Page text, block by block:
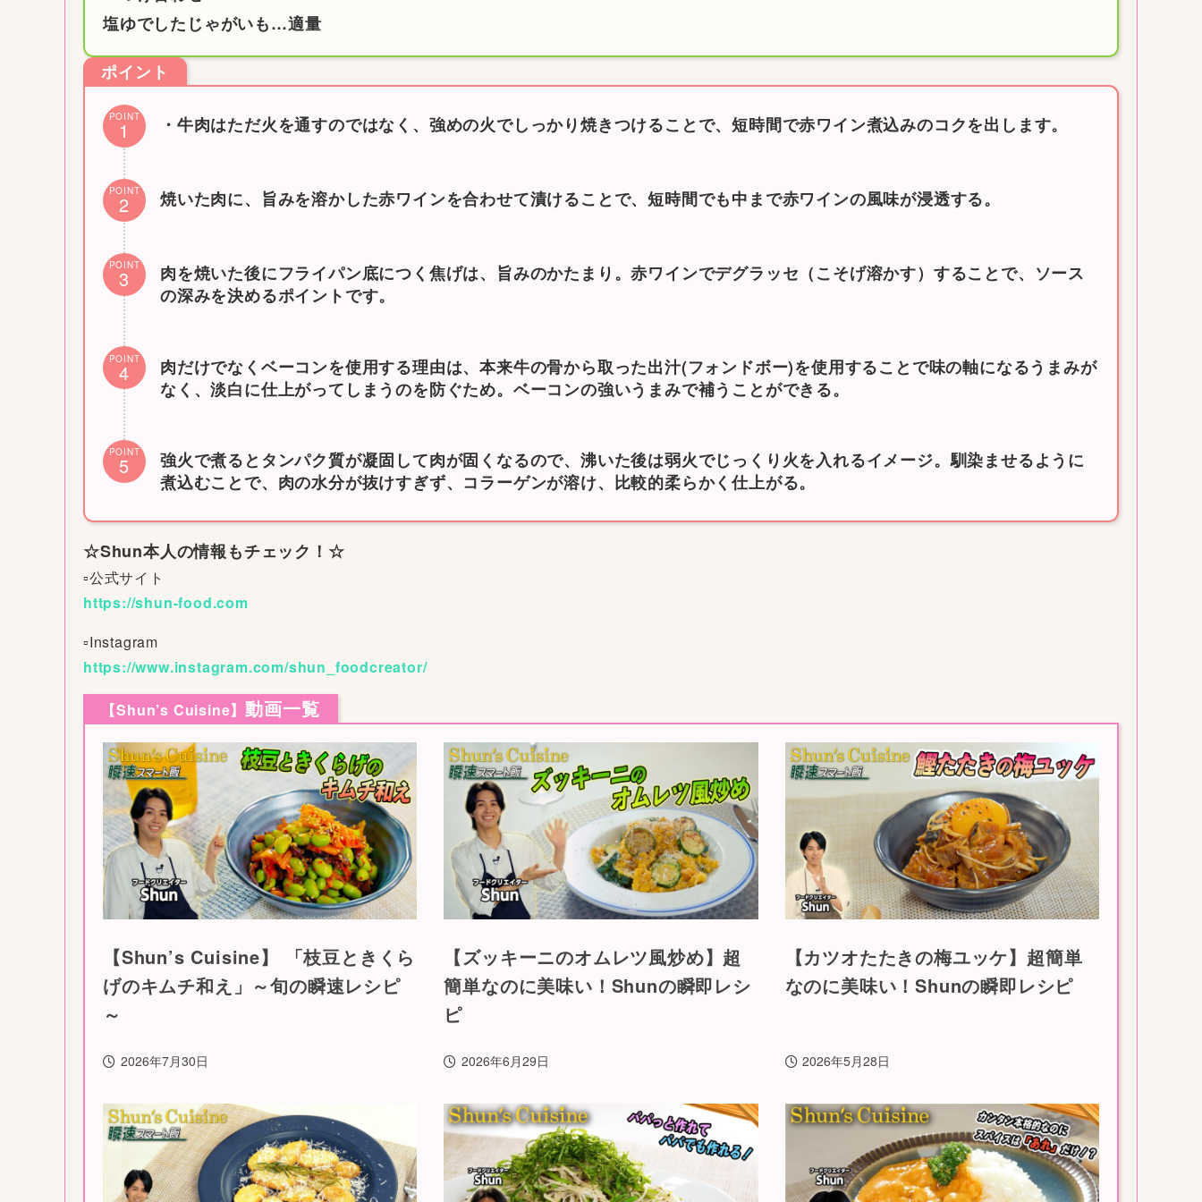
塩ゆでしたじゃがいも…適量
ポイント
POINT
1 ・牛肉はただ火を通すのではなく、強めの火でしっかり焼きつけることで、短時間で赤ワイン煮込みのコクを出します。
POINT
2 焼いた肉に、旨みを溶かした赤ワインを合わせて漬けることで、短時間でも中まで赤ワインの風味が浸透する。
POINT
3
肉を焼いた後にフライパン底につく焦げは、旨みのかたまり。赤ワインでデグラッセ（こそげ溶かす）することで、ソース
の深みを決めるポイントです。
POINT
4
肉だけでなくベーコンを使用する理由は、本来牛の骨から取った出汁(フォンドボー)を使用することで味の軸になるうまみが
なく、淡白に仕上がってしまうのを防ぐため。ベーコンの強いうまみで補うことができる。
POINT
5
強火で煮るとタンパク質が凝固して肉が固くなるので、沸いた後は弱火でじっくり火を入れるイメージ。馴染ませるように
煮込むことで、肉の水分が抜けすぎず、コラーゲンが溶け、比較的柔らかく仕上がる。
☆Shun本人の情報もチェック！☆
▫公式サイト
https://shun-food.com
▫︎Instagram
https://www.instagram.com/shun_foodcreator/
【Shun’s Cuisine】動画一覧
【Shun’s Cuisine】 「枝豆ときくら
げのキムチ和え」～旬の瞬速レシピ
～
2026年7月30日
【ズッキーニのオムレツ風炒め】超
簡単なのに美味い！Shunの瞬即レシ
ピ
2026年6月29日
【カツオたたきの梅ユッケ】超簡単
なのに美味い！Shunの瞬即レシピ
2026年5月28日